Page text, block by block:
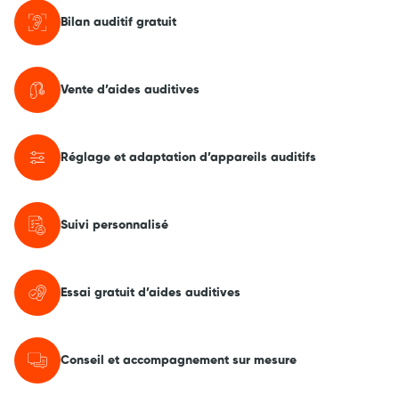
Bilan auditif gratuit
Vente d’aides auditives
Réglage et adaptation d’appareils auditifs
Suivi personnalisé
Essai gratuit d’aides auditives
Conseil et accompagnement sur mesure